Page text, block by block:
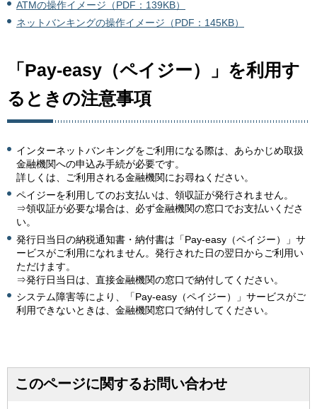
ATMの操作イメージ（PDF：139KB）
ネットバンキングの操作イメージ（PDF：145KB）
「Pay-easy（ペイジー）」を利用す
るときの注意事項
インターネットバンキングをご利用になる際は、あらかじめ取扱
金融機関への申込み手続が必要です。
詳しくは、ご利用される金融機関にお尋ねください。
ペイジーを利用してのお支払いは、領収証が発行されません。
⇒領収証が必要な場合は、必ず金融機関の窓口でお支払いくださ
い。
発行日当日の納税通知書・納付書は「Pay-easy（ペイジー）」サ
ービスがご利用になれません。発行された日の翌日からご利用い
ただけます。
⇒発行日当日は、直接金融機関の窓口で納付してください。
システム障害等により、「Pay-easy（ペイジー）」サービスがご
利用できないときは、金融機関窓口で納付してください。
このページに関するお問い合わせ